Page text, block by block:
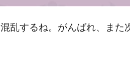
乱するね。がんばれ、また